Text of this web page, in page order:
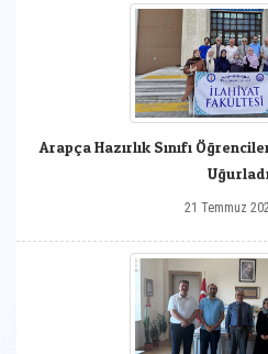
Arapça Hazırlık Sınıfı
21 Temmuz